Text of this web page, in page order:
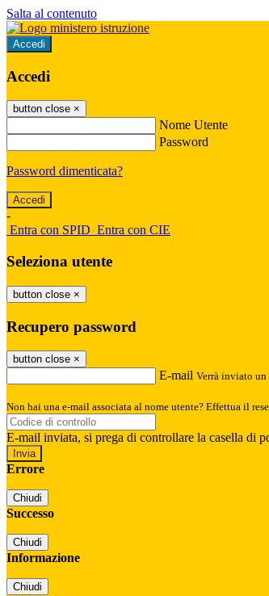
Salta al contenuto
Accedi
Accedi
button close ×
Nome Utente
Password
Password dimenticata?
-
Entra con SPID Entra con CIE
Seleziona utente
button close ×
Recupero password
button close ×
E-mail Verrà inviato
Non hai una e-mail associata al nome utente? Effettua il
E-mail inviata, si prega di controllare la casella di
Errore
Chiudi
Successo
Chiudi
Informazione
Chiudi